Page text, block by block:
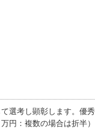
選考し顕彰します。優秀
円：複数の場合は折半）